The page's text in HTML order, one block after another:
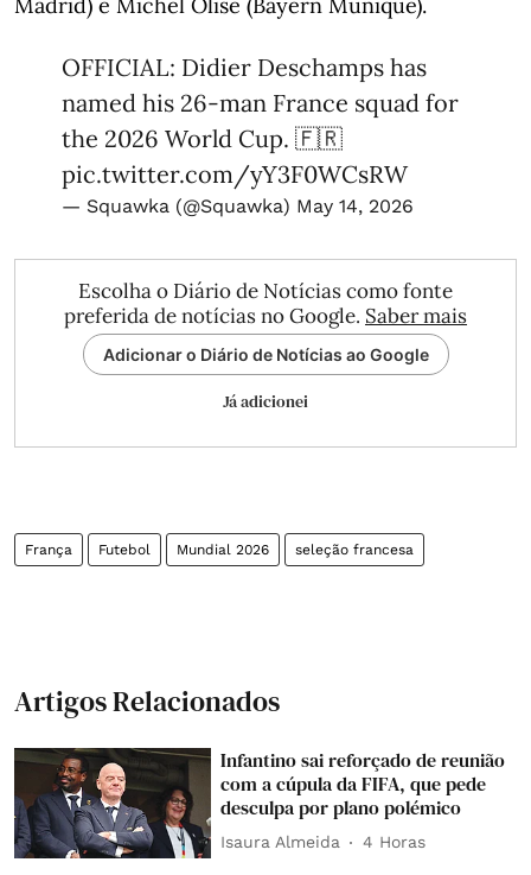
OFFICIAL: Didier Deschamps has
named his 26-man France squad for
the 2026 World Cup. 🇫🇷
pic.twitter.com/yY3F0WCsRW
— Squawka (@Squawka) May 14, 2026
Escolha o Diário de Notícias como fonte
preferida de notícias no Google. Saber mais
Adicionar o Diário de Notícias ao Google
Já adicionei
França Futebol Mundial 2026 seleção francesa
Artigos Relacionados
Infantino sai reforçado de reunião
com a cúpula da FIFA, que pede
desculpa por plano polémico
Isaura Almeida 4 Horas